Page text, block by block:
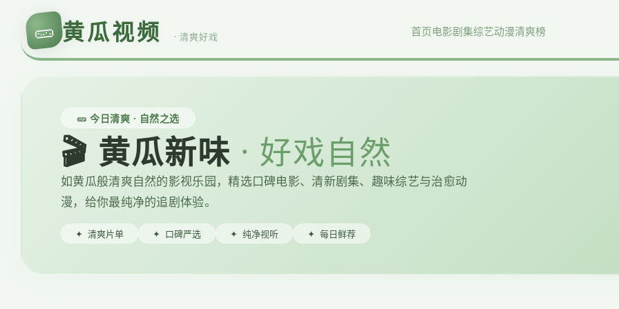
🥒 黄瓜视频 · 清爽好戏 首页电影剧集综艺动漫清爽榜
🥒 今日清爽 · 自然之选
🎬 黄瓜新味 · 好戏自然
如黄瓜般清爽自然的影视乐园，精选口碑电影、清新剧集、趣味综艺与治愈动
漫，给你最纯净的追剧体验。
✦ 清爽片单 ✦ 口碑严选 ✦ 纯净视听 ✦ 每日鲜荐